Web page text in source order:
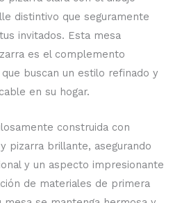
distintivo que seguramente
invitados. Esta mesa
es el complemento
buscan un estilo refinado y
en su hogar.
construida con
pizarra brillante, asegurando
y un aspecto impresionante
de materiales de primera